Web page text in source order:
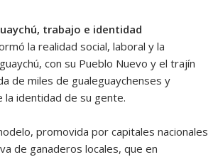
trabajo e identidad
la realidad social, laboral y la
con su Pueblo Nuevo y el trajín
de miles de gualeguaychenses y
identidad de su gente.
promovida por capitales nacionales
de ganaderos locales, que en